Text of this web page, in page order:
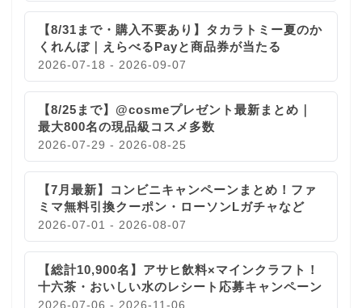
【8/31まで・購入不要あり】タカラトミー夏のか
くれんぼ｜えらべるPayと商品券が当たる
2026-07-18 - 2026-09-07
【8/25まで】@cosmeプレゼント最新まとめ｜
最大800名の現品級コスメ多数
2026-07-29 - 2026-08-25
【7月最新】コンビニキャンペーンまとめ！ファ
ミマ無料引換クーポン・ローソンLガチャなど
2026-07-01 - 2026-08-07
【総計10,900名】アサヒ飲料×マインクラフト！
十六茶・おいしい水のレシート応募キャンペーン
2026-07-06 - 2026-11-06